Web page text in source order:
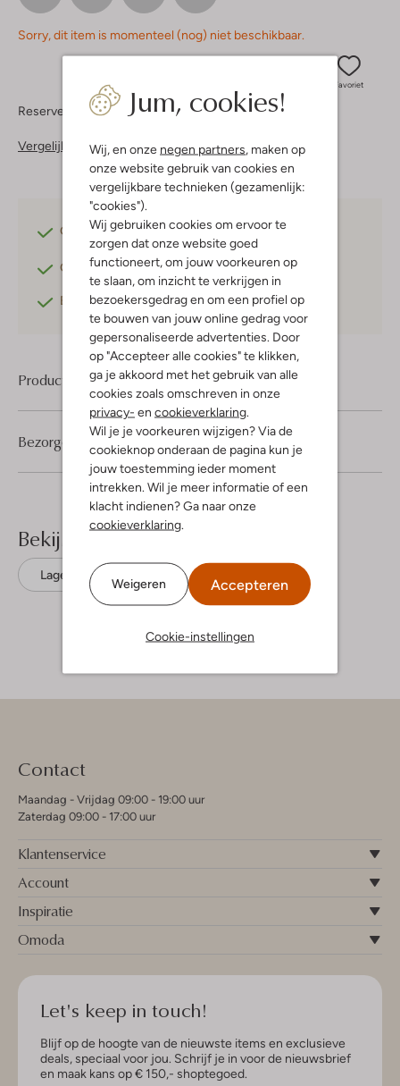
Jum, cookies!
Wij, en onze negen partners , maken op
onze website gebruik van cookies en
vergelijkbare technieken (gezamenlijk:
"cookies").
Wij gebruiken cookies om ervoor te
zorgen dat onze website goed
functioneert, om jouw voorkeuren op
te slaan, om inzicht te verkrijgen in
bezoekersgedrag en om een profiel op
te bouwen van jouw online gedrag voor
gepersonaliseerde advertenties. Door
op "Accepteer alle cookies" te klikken,
ga je akkoord met het gebruik van alle
cookies zoals omschreven in onze
privacy- en cookieverklaring
Wil je je voorkeuren wijzigen? Via de
cookieknop onderaan de pagina kun je
jouw toestemming ieder moment
intrekken. Wil je meer informatie of een
klacht indienen? Ga naar onze
cookieverklaring
Weigeren Accepteren
Cookie-instellingen
Sorry, dit item is momenteel (nog) niet beschikbaar.
Favoriet
Reserveer direct in een van onze 37 boutiques
Vergelijkbare items
Gratis verzendingvanaf €75,-
Gratis retournerenbinnen 30 dagen*
Betaal achterafmet Klarna
Product informatie
Bezorgen & retourneren
Bekijk meer
Lage sneakers Vans
Contact
Maandag - Vrijdag 09:00 - 19:00 uur
Zaterdag 09:00 - 17:00 uur
Klantenservice
Account
Inspiratie
Omoda
Let's keep in touch!
Blijf op de hoogte van de nieuwste items en exclusieve
deals, speciaal voor jou. Schrijf je in voor de nieuwsbrief
en maak kans op € 150,- shoptegoed.